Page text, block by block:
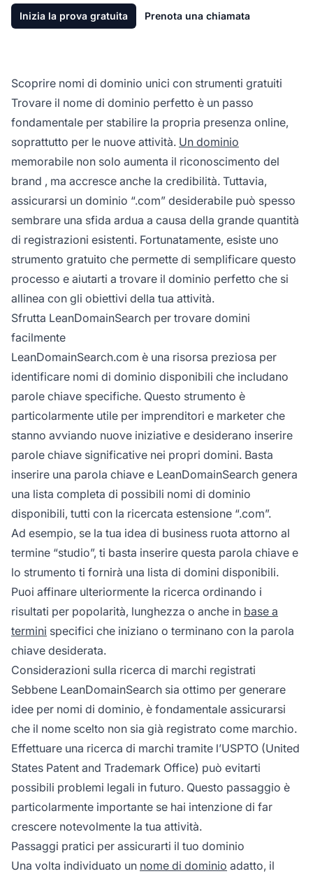
Inizia la prova gratuita Prenota una chiamata
Scoprire nomi di dominio unici con strumenti gratuiti
Trovare il nome di dominio perfetto è un passo
fondamentale per stabilire la propria presenza online,
soprattutto per le nuove attività. Un dominio
memorabile non solo aumenta il riconoscimento del
brand , ma accresce anche la credibilità. Tuttavia,
assicurarsi un dominio “.com” desiderabile può spesso
sembrare una sfida ardua a causa della grande quantità
di registrazioni esistenti. Fortunatamente, esiste uno
strumento gratuito che permette di semplificare questo
processo e aiutarti a trovare il dominio perfetto che si
allinea con gli obiettivi della tua attività.
Sfrutta LeanDomainSearch per trovare domini
facilmente
LeanDomainSearch.com è una risorsa preziosa per
identificare nomi di dominio disponibili che includano
parole chiave specifiche. Questo strumento è
particolarmente utile per imprenditori e marketer che
stanno avviando nuove iniziative e desiderano inserire
parole chiave significative nei propri domini. Basta
inserire una parola chiave e LeanDomainSearch genera
una lista completa di possibili nomi di dominio
disponibili, tutti con la ricercata estensione “.com”.
Ad esempio, se la tua idea di business ruota attorno al
termine “studio”, ti basta inserire questa parola chiave e
lo strumento ti fornirà una lista di domini disponibili.
Puoi affinare ulteriormente la ricerca ordinando i
risultati per popolarità, lunghezza o anche in base a
termini specifici che iniziano o terminano con la parola
chiave desiderata.
Considerazioni sulla ricerca di marchi registrati
Sebbene LeanDomainSearch sia ottimo per generare
idee per nomi di dominio, è fondamentale assicurarsi
che il nome scelto non sia già registrato come marchio.
Effettuare una ricerca di marchi tramite l’USPTO (United
States Patent and Trademark Office) può evitarti
possibili problemi legali in futuro. Questo passaggio è
particolarmente importante se hai intenzione di far
crescere notevolmente la tua attività.
Passaggi pratici per assicurarti il tuo dominio
Una volta individuato un nome di dominio adatto, il